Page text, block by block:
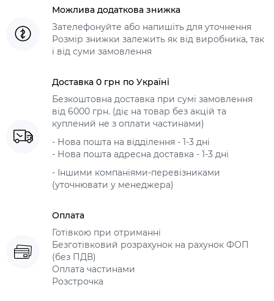
Можлива додаткова знижка
Зателефонуйте або напишіть для уточнення
Розмір знижки залежить як від виробника, так
і від суми замовлення
Доставка 0 грн по Україні
Безкоштовна доставка при сумі замовлення
від 6000 грн. (діє на товар без акцій та
куплений не з оплати частинами)
- Нова пошта на відділення - 1-3 дні
- Нова пошта адресна доставка - 1-3 дні
- Іншими компаніями-перевізниками
(уточнювати у менеджера)
Оплата
Готівкою при отриманні
Безготівковий розрахунок на рахунок ФОП
(без ПДВ)
Оплата частинами
Розстрочка